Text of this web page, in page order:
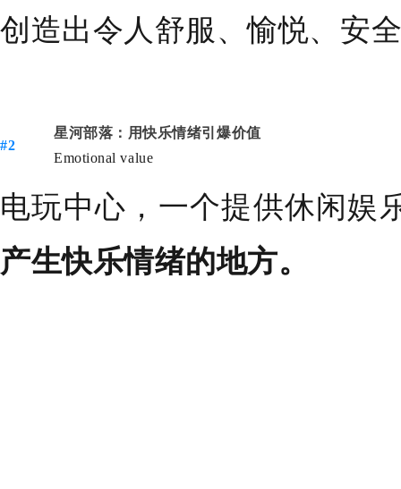
创造出令人舒服、愉悦、安
#2
星河部落：用快乐情绪引爆价值
Emotional value
电玩中心，一个提供休闲娱
产生快乐情绪的地方。